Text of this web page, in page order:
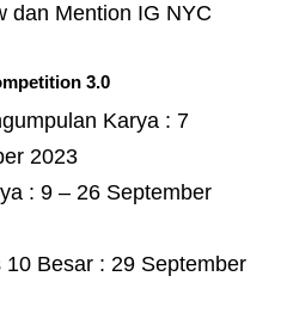
dan Mention IG NYC
3.0
Karya : 7
2023
: 9 – 26 September
Besar : 29 September